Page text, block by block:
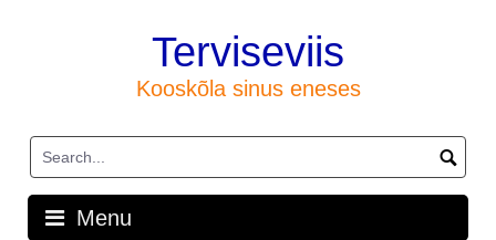
Terviseviis
Kooskõla sinus eneses
Menu